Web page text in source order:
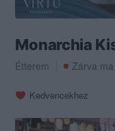
Monarchia
Étterem Zárva
Kedvencekhez